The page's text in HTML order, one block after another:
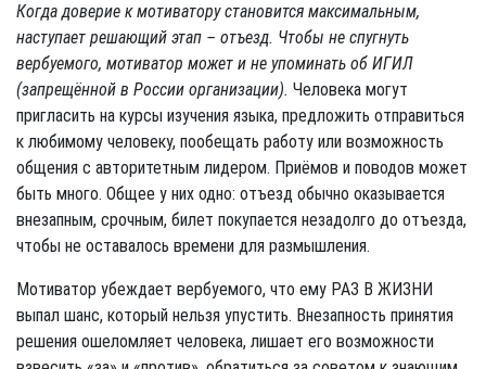
Когда доверие к мотиватору становится максимальным,
наступает реша­ющий этап – отъезд. Чтобы не спугнуть
вербуемого, мотиватор может и не упоминать об ИГИЛ
(запрещённой в России организации). Человека могут
пригласить на курсы изучения языка, предложить отправиться
к любимому человеку, пообещать работу или возможность
общения с авторитетным лидером. Приёмов и поводов может
быть много. Общее у них одно: отъезд обычно оказывается
внезапным, срочным, билет покупается незадолго до отъезда,
чтобы не оставалось времени для размышления.
Мотиватор убеждает вербуемого, что ему РАЗ В ЖИЗНИ
выпал шанс, который нельзя упустить. Внезапность принятия
решения ошеломляет че­ловека, лишает его возможности